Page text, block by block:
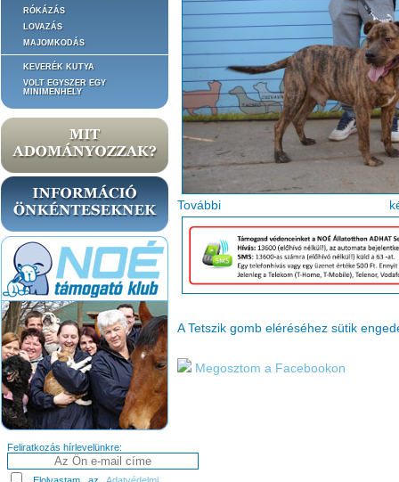
RÓKÁZÁS
LOVAZÁS
MAJOMKODÁS
KEVERÉK KUTYA
VOLT EGYSZER EGY
MINIMENHELY
Feliratkozás hírlevelünkre:
A Tetszik gomb eléréséhez sütik
Megosztom a Facebookon